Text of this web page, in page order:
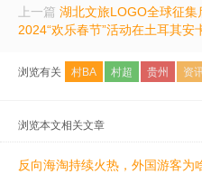
上一篇 湖北文旅LOGO全球征
2024“欢乐春节”活动在土耳其安
浏览有关 村BA 村超 贵州 资
浏览本文相关文章
反向海淘持续火热，外国游客为